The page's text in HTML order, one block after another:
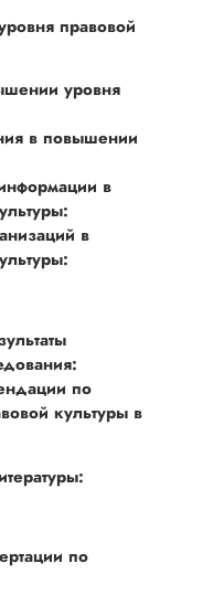
правовой
уровня
в повышении
в
в
по
культуры в
по